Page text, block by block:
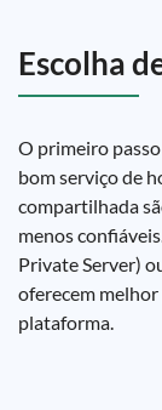
Escolha
O primeiro
bom serviço de
compartilhada
menos
Private Server)
oferecem
plataforma.